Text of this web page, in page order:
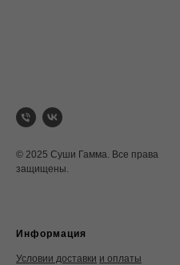
© 2025 Суши Гамма. Все права
защищены.
Информация
Условии доставки и оплаты